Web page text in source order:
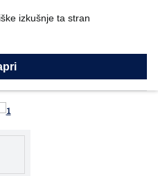
izkušnje ta stran
Ženske Puloverji